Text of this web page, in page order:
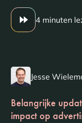
4 minuten
Jesse
Belangrijke
impact op